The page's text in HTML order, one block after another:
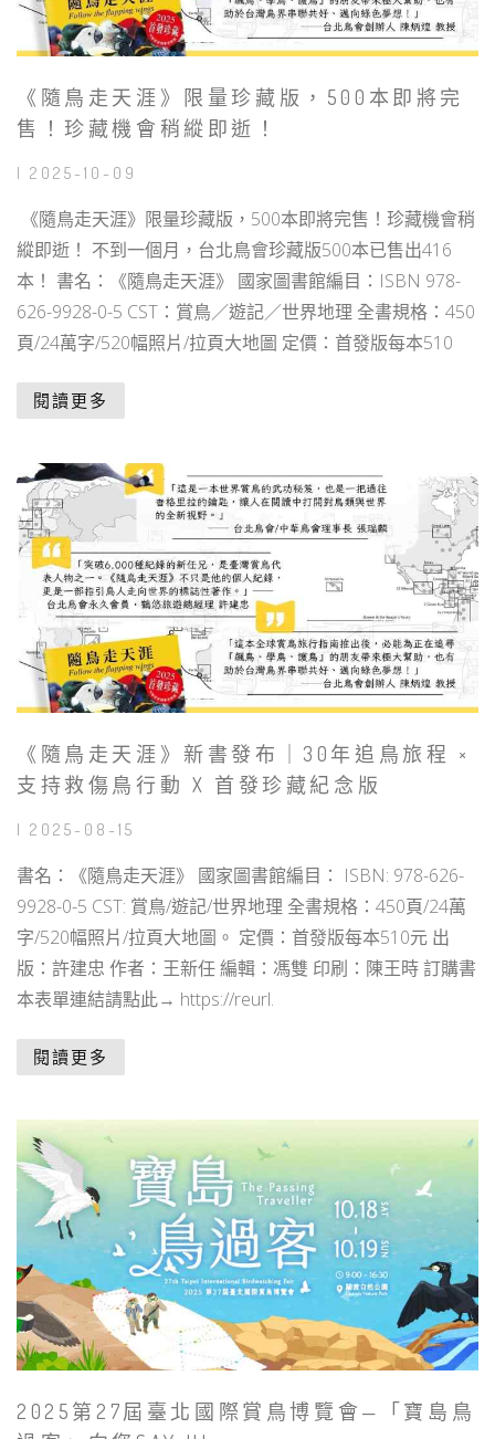
《隨鳥走天涯》限量珍藏版，500本即將完
售！珍藏機會稍縱即逝！
| 2025-10-09
《隨鳥走天涯》限量珍藏版，500本即將完售！珍藏機會稍
縱即逝！ 不到一個月，台北鳥會珍藏版500本已售出416
本！ 書名：《隨鳥走天涯》 國家圖書館編目：ISBN 978-
626-9928-0-5 CST：賞鳥／遊記／世界地理 全書規格：450
頁/24萬字/520幅照片/拉頁大地圖 定價：首發版每本510
閱讀更多
《隨鳥走天涯》新書發布｜30年追鳥旅程 ×
支持救傷鳥行動 X 首發珍藏紀念版
| 2025-08-15
書名：《隨鳥走天涯》 國家圖書館編目： ISBN: 978-626-
9928-0-5 CST: 賞鳥/遊記/世界地理 全書規格：450頁/24萬
字/520幅照片/拉頁大地圖。 定價：首發版每本510元 出
版：許建忠 作者：王新任 編輯：馮雙 印刷：陳王時 訂購書
本表單連結請點此→ https://reurl.
閱讀更多
2025第27屆臺北國際賞鳥博覽會—「寶島鳥